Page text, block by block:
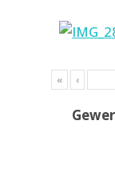
« ‹